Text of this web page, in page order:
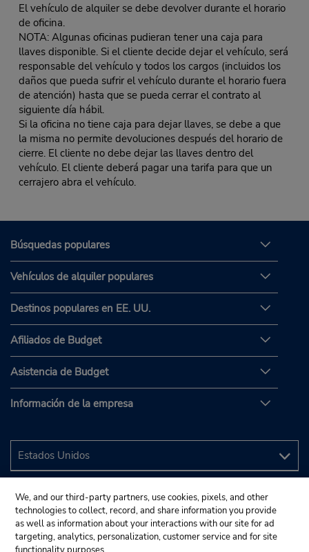
El vehículo de alquiler se debe devolver durante el horario
de oficina.
NOTA: Algunas oficinas pudieran tener una caja para
llaves disponible. Si el cliente decide dejar el vehículo, será
responsable del vehículo y todos los cargos (incluidos los
daños que pueda sufrir el vehículo durante el horario fuera
de atención) hasta que se pueda cerrar el contrato al
siguiente día hábil.
Si la oficina no tiene caja para dejar llaves, se debe a que
la misma no permite devoluciones después del horario de
cierre. El cliente no debe dejar las llaves dentro del
vehículo. El cliente deberá pagar una tarifa para que un
cerrajero abra el vehículo.
Búsquedas populares
Vehículos de alquiler populares
Destinos populares en EE. UU.
Afiliados de Budget
Asistencia de Budget
Información de la empresa
We, and our third-party partners, use cookies, pixels, and other
technologies to collect, record, and share information you provide
as well as information about your interactions with our site for ad
targeting, analytics, personalization, customer service and for site